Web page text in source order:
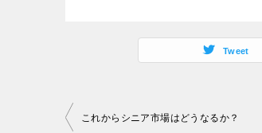
Tweet
投
これからシニア市場はどうなるか？